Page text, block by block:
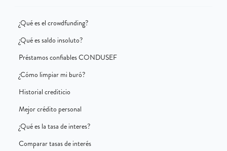
¿Qué es el crowdfunding?
¿Qué es saldo insoluto?
Préstamos confiables CONDUSEF
¿Cómo limpiar mi buró?
Historial crediticio
Mejor crédito personal
¿Qué es la tasa de interes?
Comparar tasas de interés